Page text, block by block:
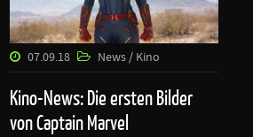
07.09.18 News / Kino
Kino-News: Die ersten Bilder
von Captain Marvel